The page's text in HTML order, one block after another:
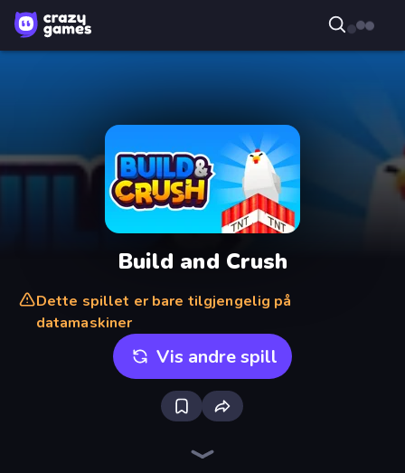
Build and Crush
Dette spillet er bare tilgjengelig på
datamaskiner
Vis andre spill